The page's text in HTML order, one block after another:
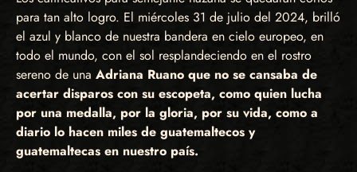
para tan alto logro. El miércoles 31 de julio del 2024, brilló
el azul y blanco de nuestra bandera en cielo europeo, en
todo el mundo, con el sol resplandeciendo en el rostro
sereno de una Adriana Ruano que no se cansaba de
acertar disparos con su escopeta, como quien lucha
por una medalla, por la gloria, por su vida, como a
diario lo hacen miles de guatemaltecos y
guatemaltecas en nuestro país.